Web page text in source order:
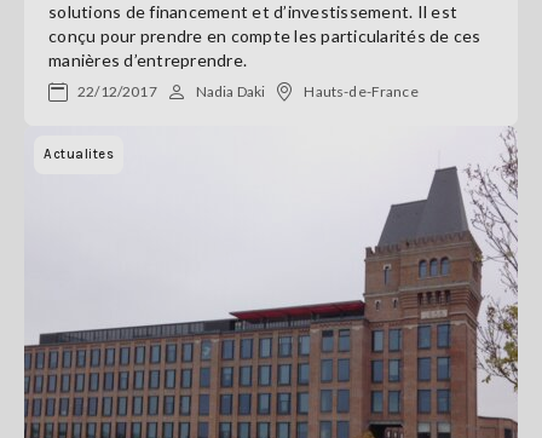
solutions de financement et d’investissement. Il est
conçu pour prendre en compte les particularités de ces
manières d’entreprendre.
22/12/2017 Nadia Daki Hauts-de-France
Actualites